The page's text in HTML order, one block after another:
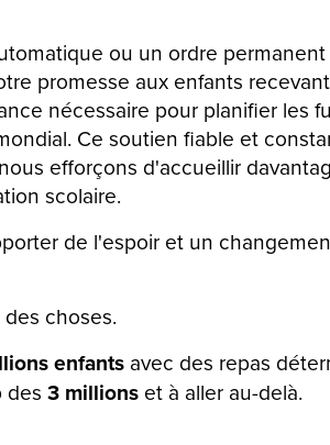
ou un ordre
promesse aux enfants
nécessaire pour planifier les
Ce soutien fiable et
efforçons d'accueillir
scolaire.
de l'espoir et un
choses.
enfants avec des repas
des 3 millions et à aller au-delà.